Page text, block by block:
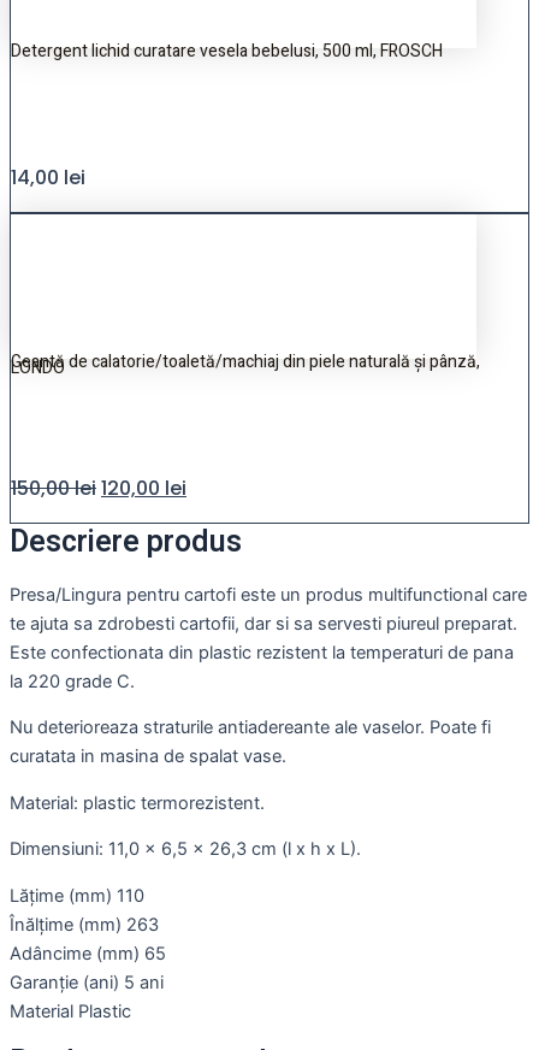
Detergent lichid curatare vesela bebelusi, 500 ml, FROSCH
14,00 lei
Geantă de calatorie/toaletă/machiaj din piele naturală și pânză,
LONDO
150,00lei120,00 lei
Descriere produs
Presa/Lingura pentru cartofi este un produs multifunctional care
te ajuta sa zdrobesti cartofii, dar si sa servesti piureul preparat.
Este confectionata din plastic rezistent la temperaturi de pana
la 220 grade C.
Nu deterioreaza straturile antiadereante ale vaselor. Poate fi
curatata in masina de spalat vase.
Material: plastic termorezistent.
Dimensiuni: 11,0 x 6,5 x 26,3 cm (l x h x L).
Lățime (mm) 110
Înălțime (mm) 263
Adâncime (mm) 65
Garanție (ani) 5 ani
Material Plastic